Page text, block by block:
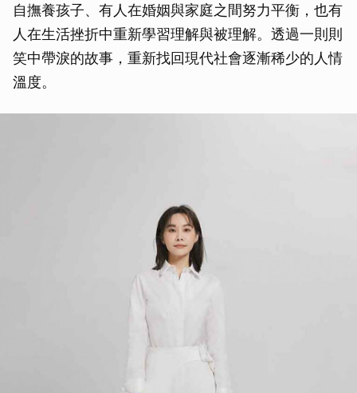
自撫養孩子、有人在婚姻與家庭之間努力平衡，也有
人在生活挫折中重新學習理解與被理解。透過一則則
笑中帶淚的故事，重新找回現代社會逐漸稀少的人情
溫度。